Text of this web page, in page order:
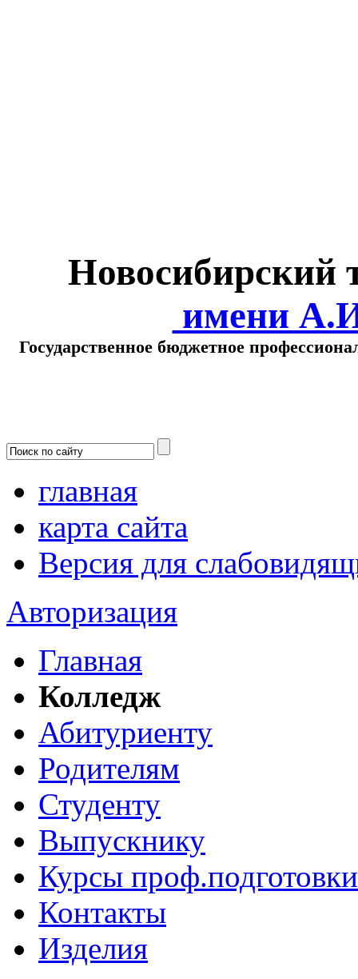
Новосибирский
имени
Государственное бюджетное
главная
карта сайта
Версия для
Авторизация
Главная
Колледж
Абитуриенту
Родителям
Студенту
Выпускнику
Курсы проф.подготовки
Контакты
Изделия